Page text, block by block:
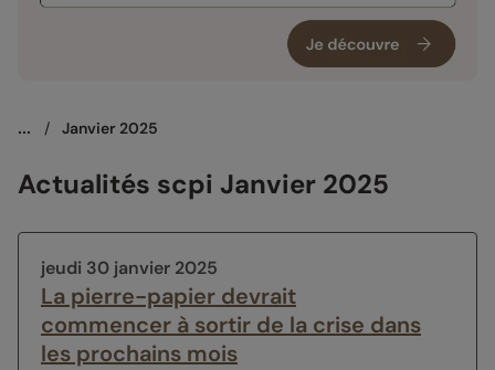
... / Janvier 2025
Actualités scpi Janvier 2025
jeudi 30 janvier 2025
La pierre-papier devrait
commencer à sortir de la crise dans
les prochains mois